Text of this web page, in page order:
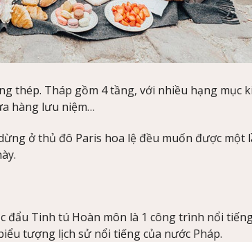
thép. Tháp gồm 4 tầng, với nhiều hạng mục
hàng lưu niệm…
ở thủ đô Paris hoa lệ đều muốn được một
đẩu Tinh tú Hoàn môn là 1 công trình nổi
tượng lịch sử nổi tiếng của nước Pháp.